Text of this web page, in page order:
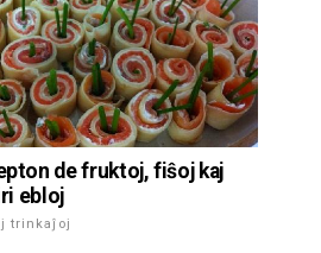
de fruktoj, fiŝoj kaj
ebloj
trinkaĵoj